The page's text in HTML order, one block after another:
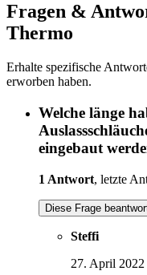
Fragen &
Thermo
Erhalte spezifische
erworben haben.
Welche länge
eingebaut
1 Antwort, letzte
Diese Frage
Steffi
27. April 2022